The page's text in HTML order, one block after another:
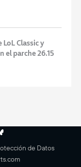
Classic y
el parche 26.15
de Datos